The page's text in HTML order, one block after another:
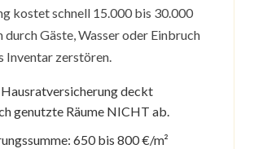
kostet schnell 15.000 bis 30.000
durch Gäste, Wasser oder Einbruch
Inventar zerstören.
deckt
genutzte Räume NICHT ab.
650 bis 800 €/m²